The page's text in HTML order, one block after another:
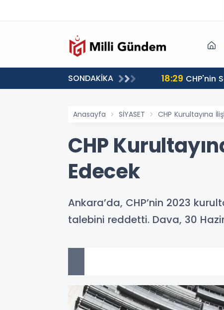
SONDAKİKA 18:29 CHP'nin
Anasayfa SİYASET CHP Kurultayına
CHP
Edecek
Ankara’da, CHP’nin 2023
talebini reddetti. Dava, 30